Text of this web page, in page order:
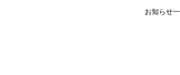
お知らせ